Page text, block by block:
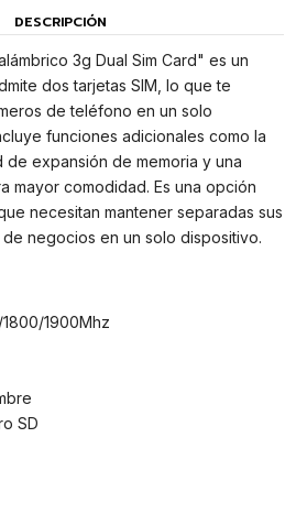
DESCRIPCIÓN
3g Dual Sim Card" es un
dos tarjetas SIM, lo que te
de teléfono en un solo
funciones adicionales como la
de expansión de memoria y una
mayor comodidad. Es una opción
necesitan mantener separadas sus
negocios en un solo dispositivo.
1900Mhz
SD